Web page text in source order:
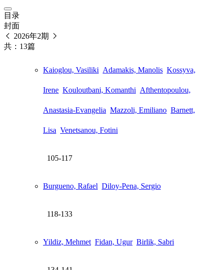
目录
封面
2026年2期
共：13篇
Kaioglou, Vasiliki Adamakis, Manolis Kossyva,
Irene Kouloutbani, Komanthi Afthentopoulou,
Anastasia-Evangelia Mazzoli, Emiliano Barnett,
Lisa Venetsanou, Fotini
105-117
Burgueno, Rafael Diloy-Pena, Sergio
118-133
Yildiz, Mehmet Fidan, Ugur Birlik, Sabri